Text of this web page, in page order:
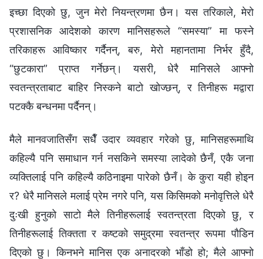
इच्छा दिएको छु, जुन मेरो नियन्त्रणमा छैन। यस तरिकाले, मेरो
प्रशासनिक आदेशको कारण मानिसहरूले “समस्या” मा फस्ने
तरिकाहरू आविष्कार गर्दैनन्, बरु, मेरो महानतामा निर्भर हुँदै,
“छुटकारा” प्राप्त गर्नेछन्। यसरी, धेरै मानिसले आफ्नो
स्वतन्त्रताबाट बाहिर निस्कने बाटो खोज्छन्, र तिनीहरू मद्वारा
पटक्कै बन्धनमा पर्दैनन्।
मैले मानवजातिसँग सधैँ उदार व्यवहार गरेको छु, मानिसहरूमाथि
कहिल्यै पनि समाधान गर्न नसकिने समस्या लादेको छैनँ, एकै जना
व्यक्तिलाई पनि कहिल्यै कठिनाइमा पारेको छैनँ। के कुरा यही होइन
र? धेरै मानिसले मलाई प्रेम नगरे पनि, यस किसिमको मनोवृत्तिले धेरै
दुःखी हुनुको साटो मैले तिनीहरूलाई स्वतन्त्रता दिएको छु, र
तिनीहरूलाई तिक्तता र कष्टको समुद्रमा स्वतन्त्र रूपमा पौडिन
दिएको छु। किनभने मानिस एक अनादरको भाँडो हो; मैले आफ्नो